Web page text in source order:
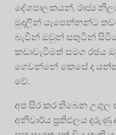
දේශපාලකයන්, රාජ්‍ය
මුදලින් යැපෙන්නන්ට
බැවින් ඔවුන් සතුටින්
කඩාවැටීමත් සමග රජය
ගෙවන්නේ කෙසේ ද
වේ.
අප සිර කර තිබෙන උගුල
අනිවාර්ය ප්‍රතිඵලය